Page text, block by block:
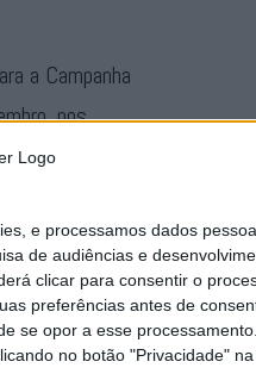
e processamos dados
de audiências e
clicar para consentir o
preferências antes de
opor a esse
no botão "Privacidade"
a Campanha
nos